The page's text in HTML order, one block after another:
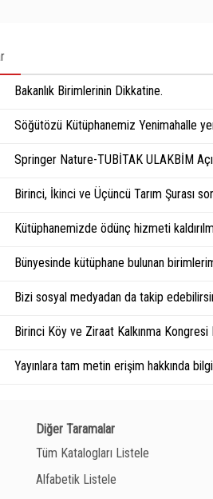
Bakanlık Birimlerinin Dikkatine.
Söğütözü Kütüphanemiz Yenimahalle
Springer Nature-TUBİTAK ULAKBİM
Birinci, İkinci ve Üçüncü Tarım Şurası
Kütüphanemizde ödünç hizmeti
Bünyesinde kütüphane bulunan
Bizi sosyal medyadan da takip
Birinci Köy ve Ziraat Kalkınma Kongresi
Yayınlara tam metin erişim hakkında
Diğer Taramalar
Tüm Katalogları Listele
Alfabetik Listele